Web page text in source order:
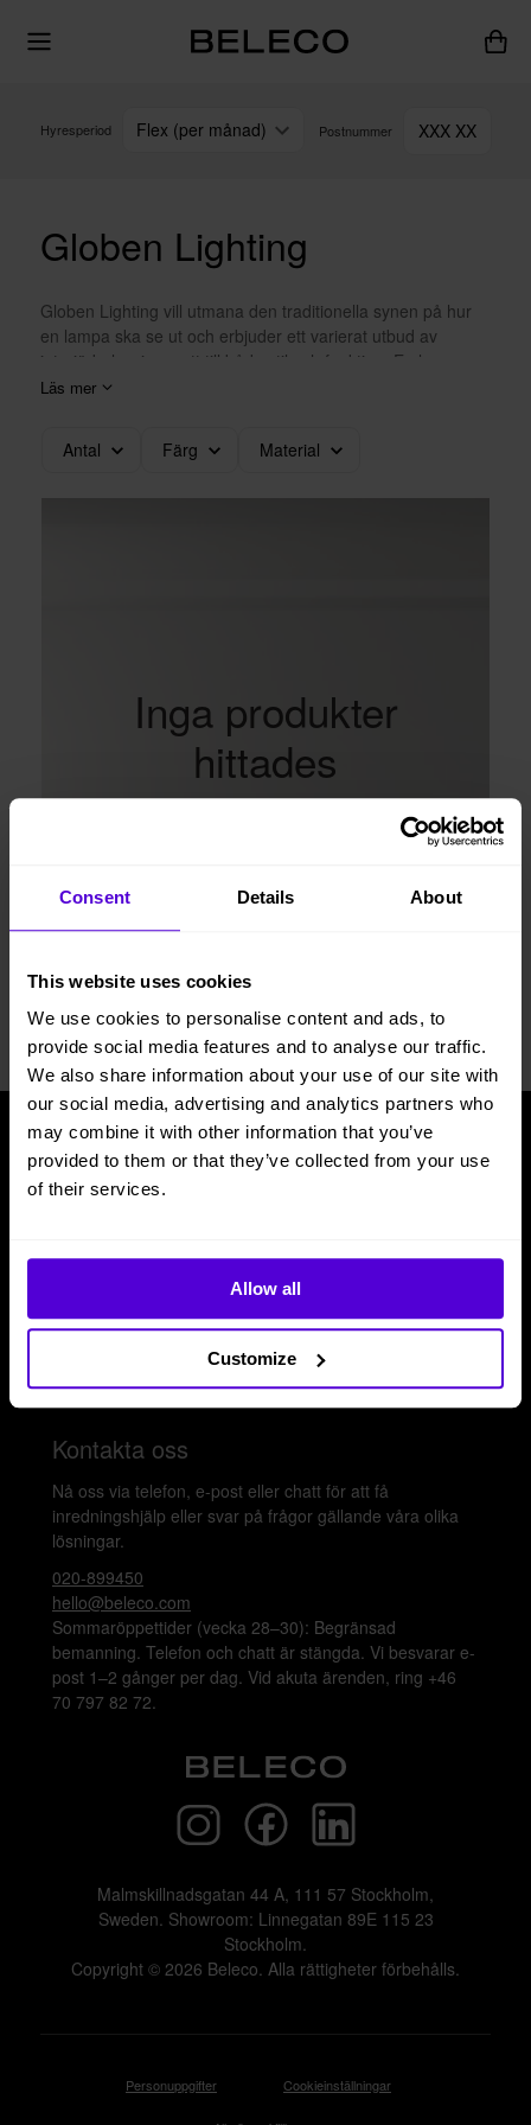
Consent Details About
This website uses cookies
We use cookies to personalise content and ads, to
provide social media features and to analyse our traffic.
We also share information about your use of our site with
our social media, advertising and analytics partners who
may combine it with other information that you’ve
provided to them or that they’ve collected from your use
of their services.
Allow all
Customize
Hyresperiod Flex (per månad) Postnummer XXX XX
Globen Lighting
Globen Lighting vill utmana den traditionella synen på hur
en lampa ska se ut och erbjuder ett varierat utbud av
interiörbelysning, sett till både stil och funktion. En lampa är
så mycket mer än bara en källa till ljus. Det är en central
förändrar ditt humör. Med fokus på belysning som tilltalar
Läs mer
Antal Färg Material
Inga produkter
hittades
Om du har sökt efter en produkt så kan det vara
värt att dubbelkolla så att ordet är rätt stavat. En del
produkter hittas.
Tjänster
Möbler till hemmakontor
Plattform
Beleco
Cirkularitet
Frågor & svar
Artiklar & guider
Bli leverantör
Kontakta oss
Nå oss via telefon, e-post eller chatt för att få
inredningshjälp eller svar på frågor gällande våra olika
lösningar.
020-899450
hello@beleco.com
Sommaröppettider (vecka 28–30): Begränsad
bemanning. Telefon och chatt är stängda. Vi besvarar e-
post 1–2 gånger per dag. Vid akuta ärenden, ring +46
70 797 82 72.
Malmskillnadsgatan 44 A, 111 57 Stockholm,
Sweden. Showroom: Linnegatan 89E 115 23
Stockholm.
Copyright © 2026 Beleco. Alla rättigheter förbehålls.
Personuppgifter Cookieinställningar